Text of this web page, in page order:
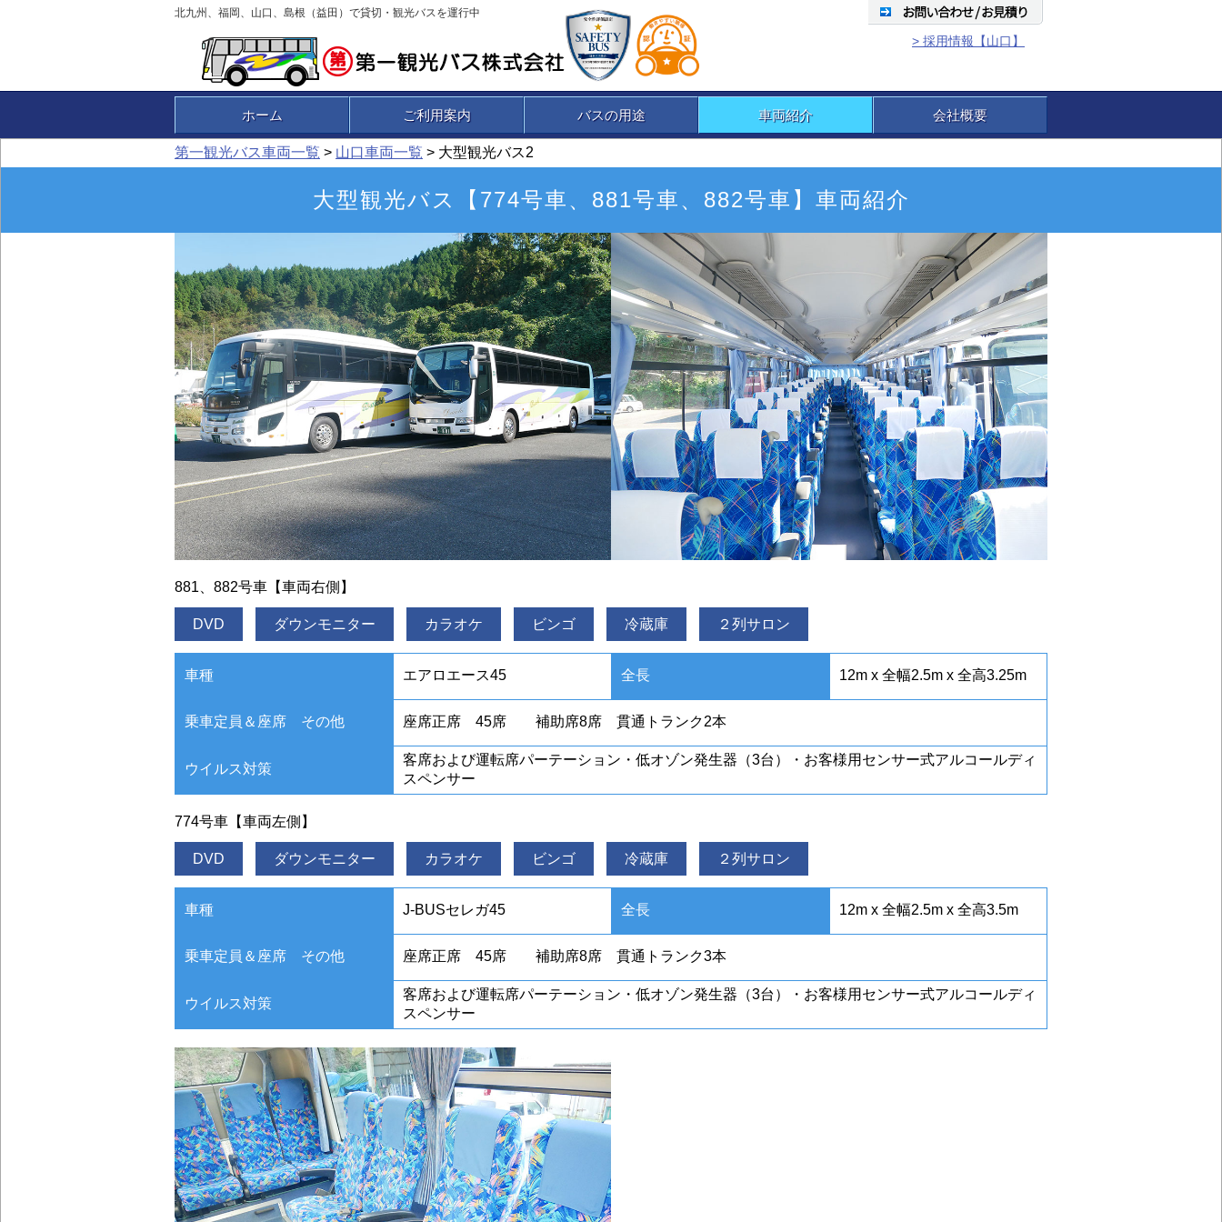
北九州、福岡、山口、島根（益田）で貸切・観光バスを運行中
> 採用情報【山口】
ホーム ご利用案内 バスの用途 車両紹介 会社概要
第一観光バス車両一覧 > 山口車両一覧 > 大型観光バス2
大型観光バス【774号車、881号車、882号車】車両紹介
881、882号車【車両右側】
DVD ダウンモニター カラオケ ビンゴ 冷蔵庫 ２列サロン
車種 エアロエース45 全長 12m x 全幅2.5m x 全高3.25m
乗車定員＆座席 その他 座席正席 45席 補助席8席 貫通トランク2本
ウイルス対策
客席および運転席パーテーション・低オゾン発生器（3台）・お客様用センサー式アルコールディ
スペンサー
774号車【車両左側】
DVD ダウンモニター カラオケ ビンゴ 冷蔵庫 ２列サロン
車種 J-BUSセレガ45 全長 12m x 全幅2.5m x 全高3.5m
乗車定員＆座席 その他 座席正席 45席 補助席8席 貫通トランク3本
ウイルス対策
客席および運転席パーテーション・低オゾン発生器（3台）・お客様用センサー式アルコールディ
スペンサー